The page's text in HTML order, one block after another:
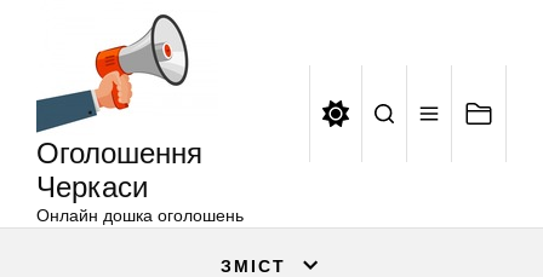
Оголошення
Черкаси
Онлайн дошка оголошень
ЗМІСТ